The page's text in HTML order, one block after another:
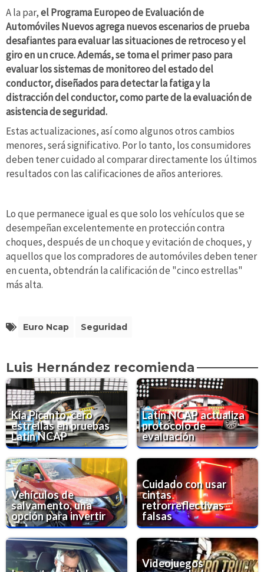
A la par,el Programa Europeo de Evaluación de
Automóviles Nuevos agrega nuevos escenarios de prueba
desafiantes para evaluar las situaciones de retroceso y el
giro en un cruce. Además, se toma el primer paso para
evaluar los sistemas de monitoreo del estado del
conductor, diseñados para detectar la fatiga y la
distracción del conductor, como parte de la evaluación de
asistencia de seguridad.
Estas actualizaciones, así como algunos otros cambios
menores, será significativo. Por lo tanto, los consumidores
deben tener cuidado al comparar directamente los últimos
resultados con las calificaciones de años anteriores.
Lo que permanece igual es que solo los vehículos que se
desempeñan excelentemente en protección contra
choques, después de un choque y evitación de choques, y
aquellos que los compradores de automóviles deben tener
en cuenta, obtendrán la calificación de "cinco estrellas"
más alta.
Euro Ncap Seguridad
Luis Hernández recomienda
Kia Picanto, cero
estrellas en pruebas
Latin NCAP
Latin NCAP actualiza
protocolo de
evaluación
Vehículos de
salvamento, una
opción para invertir
Cuidado con usar
cintas
retrorreflectivas
falsas
Videojuegos